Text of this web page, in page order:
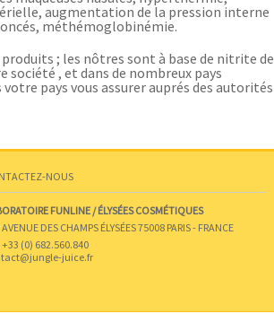
augmentation de la pression interne
méthémoglobinémie.
; les nôtres sont à base de nitrite de
société , et dans de nombreux pays
pays vous assurer auprés des autorités
NOUS
FUNLINE / ÉLYSÉES COSMÉTIQUES
DES CHAMPS ÉLYSÉES 75008 PARIS - FRANCE
+33 (0) 682.560.840
juice.fr